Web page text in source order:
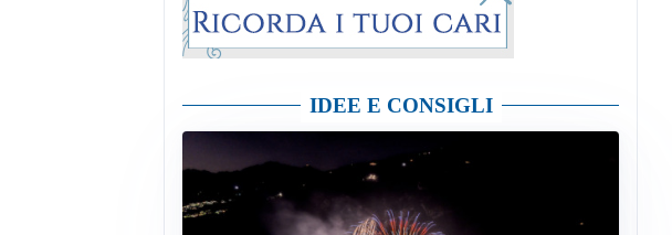
IDEE E CONSIGLI